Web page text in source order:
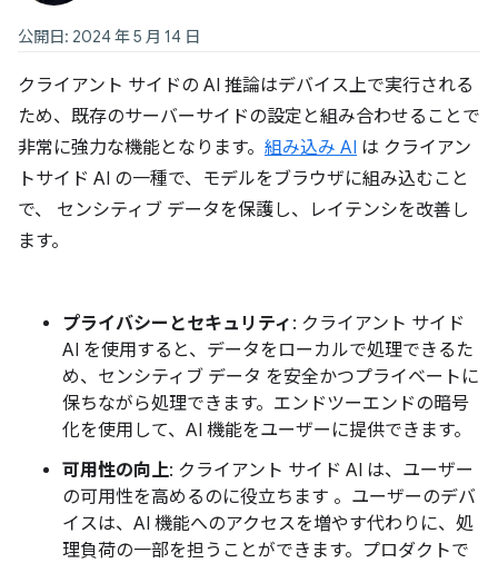
公開日: 2024 年 5 月 14 日
クライアント サイドの AI 推論はデバイス上で実行される
ため、既存のサーバーサイドの設定と組み合わせることで
非常に強力な機能となります。 組み込み AI は クライアン
トサイド AI の一種で、モデルをブラウザに組み込むこと
で、 センシティブ データを保護し、レイテンシを改善し
ます。
プライバシーとセキュリティ : クライアント サイド
AI を使用すると、データをローカルで処理できるた
め、センシティブ データ を安全かつプライベートに
保ちながら処理できます。エンドツーエンドの暗号
化を使用して、AI 機能をユーザーに提供できます。
可用性の向上: クライアント サイド AI は、ユーザー
の可用性を高めるのに役立ちます 。ユーザーのデバ
イスは、AI 機能へのアクセスを増やす代わりに、処
理負荷の一部を担うことができます。プロダクトで